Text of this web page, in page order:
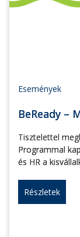
Események
BeReady –
Tisztelettel
Programmal
és HR a
Részletek